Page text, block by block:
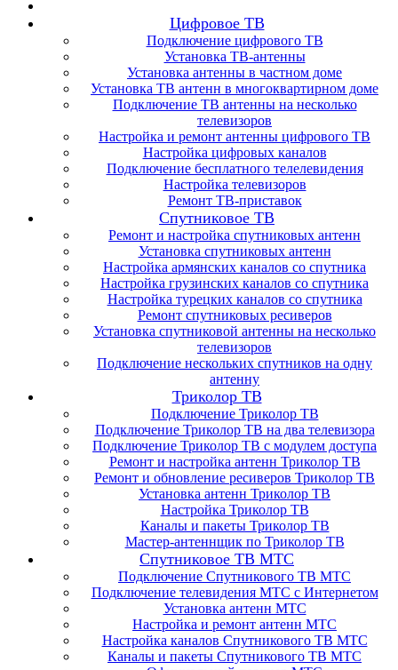
Цифровое ТВ
Подключение цифрового ТВ
Установка ТВ-антенны
Установка антенны в частном доме
Установка ТВ антенн в многоквартирном доме
Подключение ТВ антенны на несколько
телевизоров
Настройка и ремонт антенны цифрового ТВ
Настройка цифровых каналов
Подключение бесплатного телелевидения
Настройка телевизоров
Ремонт ТВ-приставок
Спутниковое ТВ
Ремонт и настройка спутниковых антенн
Установка спутниковых антенн
Настройка армянских каналов со спутника
Настройка грузинских каналов со спутника
Настройка турецких каналов со спутника
Ремонт спутниковых ресиверов
Установка спутниковой антенны на несколько
телевизоров
Подключение нескольких спутников на одну
антенну
Триколор ТВ
Подключение Триколор ТВ
Подключение Триколор ТВ на два телевизора
Подключение Триколор ТВ с модулем доступа
Ремонт и настройка антенн Триколор ТВ
Ремонт и обновление ресиверов Триколор ТВ
Установка антенн Триколор ТВ
Настройка Триколор ТВ
Каналы и пакеты Триколор ТВ
Мастер-антеннщик по Триколор ТВ
Спутниковое ТВ МТС
Подключение Спутникового ТВ МТС
Подключение телевидения МТС с Интернетом
Установка антенн МТС
Настройка и ремонт антенн МТС
Настройка каналов Спутникового ТВ МТС
Каналы и пакеты Спутникового ТВ МТС